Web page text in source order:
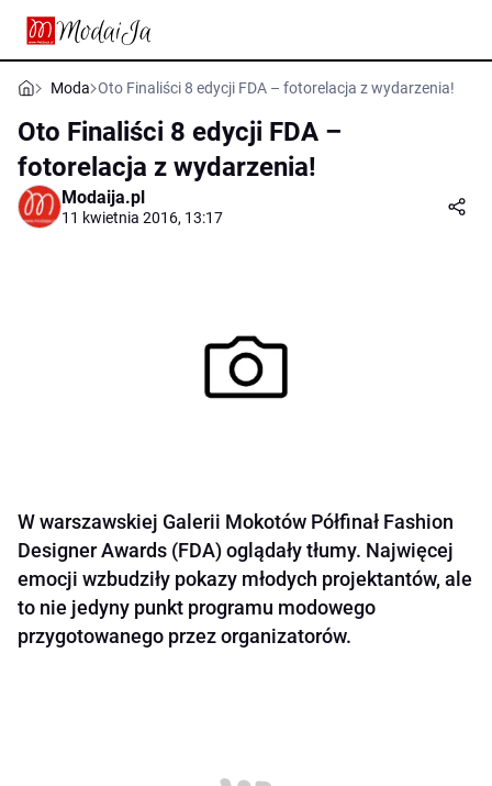
Moda Oto Finaliści 8 edycji FDA – fotorelacja z wydarzenia!
Oto Finaliści 8 edycji FDA –
fotorelacja z wydarzenia!
Modaija.pl
11 kwietnia 2016, 13:17
W warszawskiej Galerii Mokotów Półfinał Fashion
Designer Awards (FDA) oglądały tłumy. Najwięcej
emocji wzbudziły pokazy młodych projektantów, ale
to nie jedyny punkt programu modowego
przygotowanego przez organizatorów.